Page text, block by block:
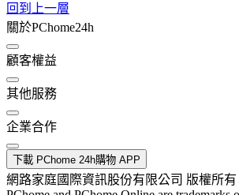
回到上一層
關於PChome24h
顧客權益
其他服務
企業合作
下載 PChome 24h購物 APP
網路家庭國際資訊股份有限公司 版權所